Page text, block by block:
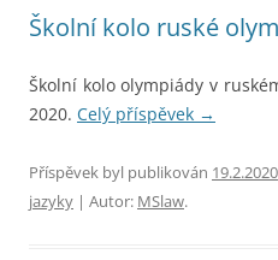
Školní kolo ruské
Školní kolo olympiády v
2020. Celý příspěvek →
Příspěvek byl publikován 19.2.2020
jazyky | Autor: MSlaw.